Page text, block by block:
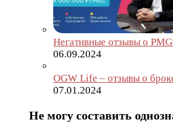
Негативные отзывы о
06.09.2024
OGW Life – отзывы о
07.01.2024
Не могу составить